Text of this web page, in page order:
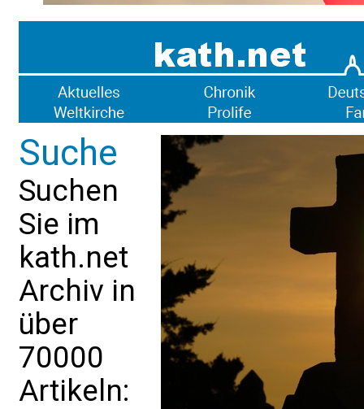
Suche
Suchen
Sie im
kath.net
Archiv in
über
70000
Artikeln: